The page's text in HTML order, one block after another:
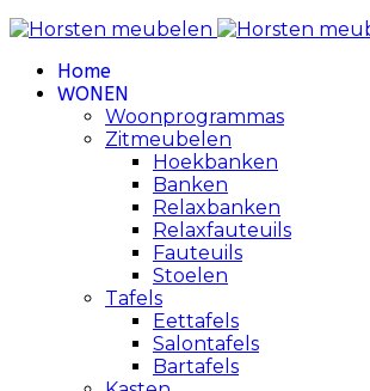
Home
WONEN
Woonprogrammas
Zitmeubelen
Hoekbanken
Banken
Relaxbanken
Relaxfauteuils
Fauteuils
Stoelen
Tafels
Eettafels
Salontafels
Bartafels